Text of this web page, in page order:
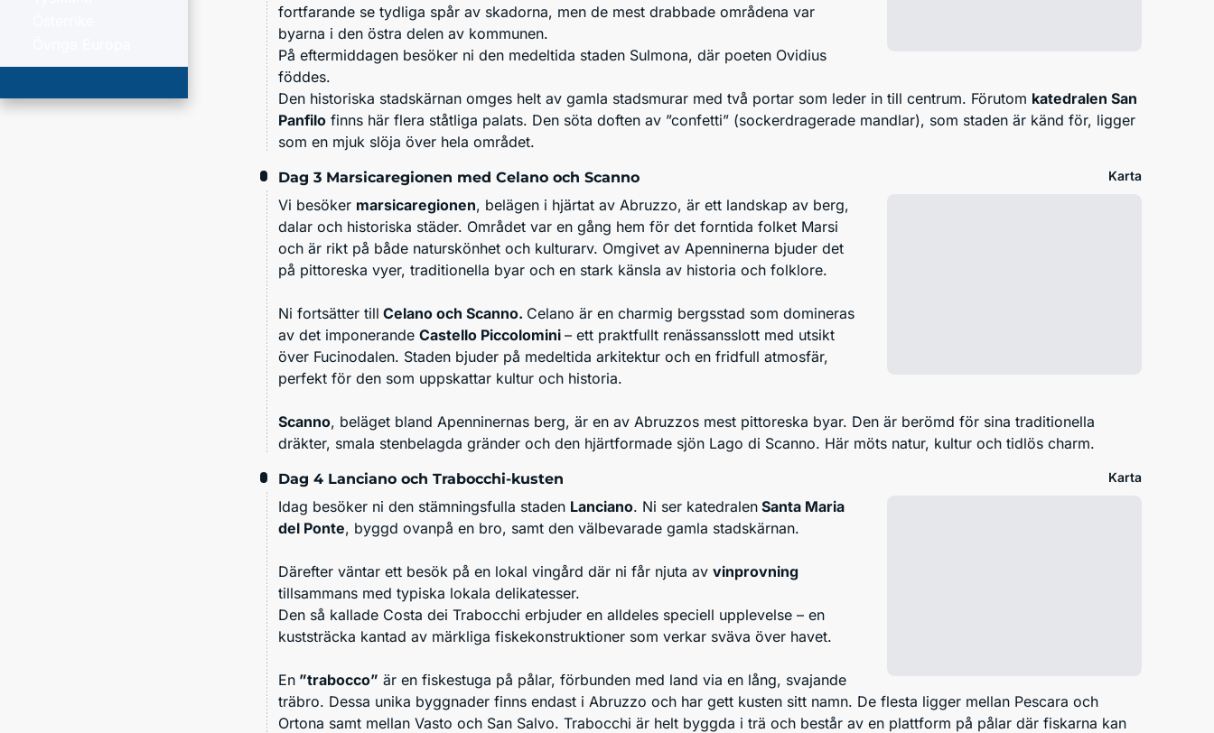
fortfarande se tydliga spår av skadorna, men de mest drabbade områdena var
byarna i den östra delen av kommunen.
På eftermiddagen besöker ni den medeltida staden Sulmona, där poeten Ovidius
föddes.
Den historiska stadskärnan omges helt av gamla stadsmurar med två portar som leder in till centrum. Förutom katedralen San
Panfilo finns här flera ståtliga palats. Den söta doften av ”confetti” (sockerdragerade mandlar), som staden är känd för, ligger
som en mjuk slöja över hela området.
Dag 3 Marsicaregionen med Celano och Scanno Karta
Vi besöker marsicaregionen, belägen i hjärtat av Abruzzo, är ett landskap av berg,
dalar och historiska städer. Området var en gång hem för det forntida folket Marsi
och är rikt på både naturskönhet och kulturarv. Omgivet av Apenninerna bjuder det
på pittoreska vyer, traditionella byar och en stark känsla av historia och folklore.
Ni fortsätter till Celano och Scanno. Celano är en charmig bergsstad som domineras
av det imponerande Castello Piccolomini – ett praktfullt renässansslott med utsikt
över Fucinodalen. Staden bjuder på medeltida arkitektur och en fridfull atmosfär,
perfekt för den som uppskattar kultur och historia.
Scanno, beläget bland Apenninernas berg, är en av Abruzzos mest pittoreska byar. Den är berömd för sina traditionella
dräkter, smala stenbelagda gränder och den hjärtformade sjön Lago di Scanno. Här möts natur, kultur och tidlös charm.
Dag 4 Lanciano och Trabocchi-kusten Karta
Idag besöker ni den stämningsfulla staden Lanciano. Ni ser katedralen Santa Maria
del Ponte, byggd ovanpå en bro, samt den välbevarade gamla stadskärnan.
Därefter väntar ett besök på en lokal vingård där ni får njuta av vinprovning
tillsammans med typiska lokala delikatesser.
Den så kallade Costa dei Trabocchi erbjuder en alldeles speciell upplevelse – en
kuststräcka kantad av märkliga fiskekonstruktioner som verkar sväva över havet.
En ”trabocco” är en fiskestuga på pålar, förbunden med land via en lång, svajande
träbro. Dessa unika byggnader finns endast i Abruzzo och har gett kusten sitt namn. De flesta ligger mellan Pescara och
Ortona samt mellan Vasto och San Salvo. Trabocchi är helt byggda i trä och består av en plattform på pålar där fiskarna kan